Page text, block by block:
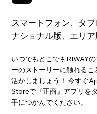
スマートフォン、タ
ナショナル版、エリ
いつでもどこでもRIWAY
ーのストーリーに触れる
活かしましょう！ 今すぐ
Storeで『正商』アプリを
手につかんでください。